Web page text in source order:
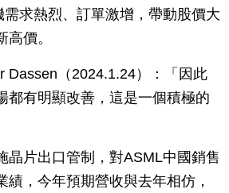
求熱烈、訂單激增，帶動股價大
價。
Dassen（2024.1.24）：「因此
都有明顯改善，這是一個積極的
晶片出口管制，對ASML中國銷售
績，今年預期營收與去年相仿，